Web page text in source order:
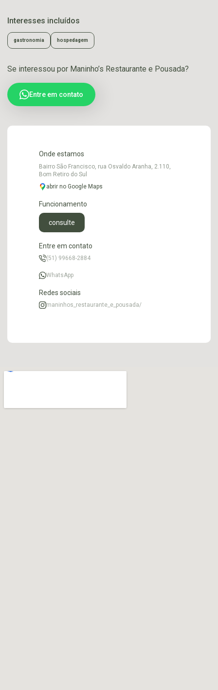
Interesses incluídos
gastronomia hospedagem
Se interessou por Maninho’s Restaurante e Pousada?
Entre em contato
Onde estamos
Bairro São Francisco, rua Osvaldo Aranha, 2.110,
Bom Retiro do Sul
abrir no Google Maps
Funcionamento
consulte
Entre em contato
(51) 99668-2884
WhatsApp
Redes sociais
maninhos_restaurante_e_pousada/